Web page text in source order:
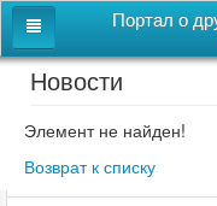
Портал о
Главная
Дом дружбы народов
Новости
Новости
Элемент не найден!
Возврат к списку